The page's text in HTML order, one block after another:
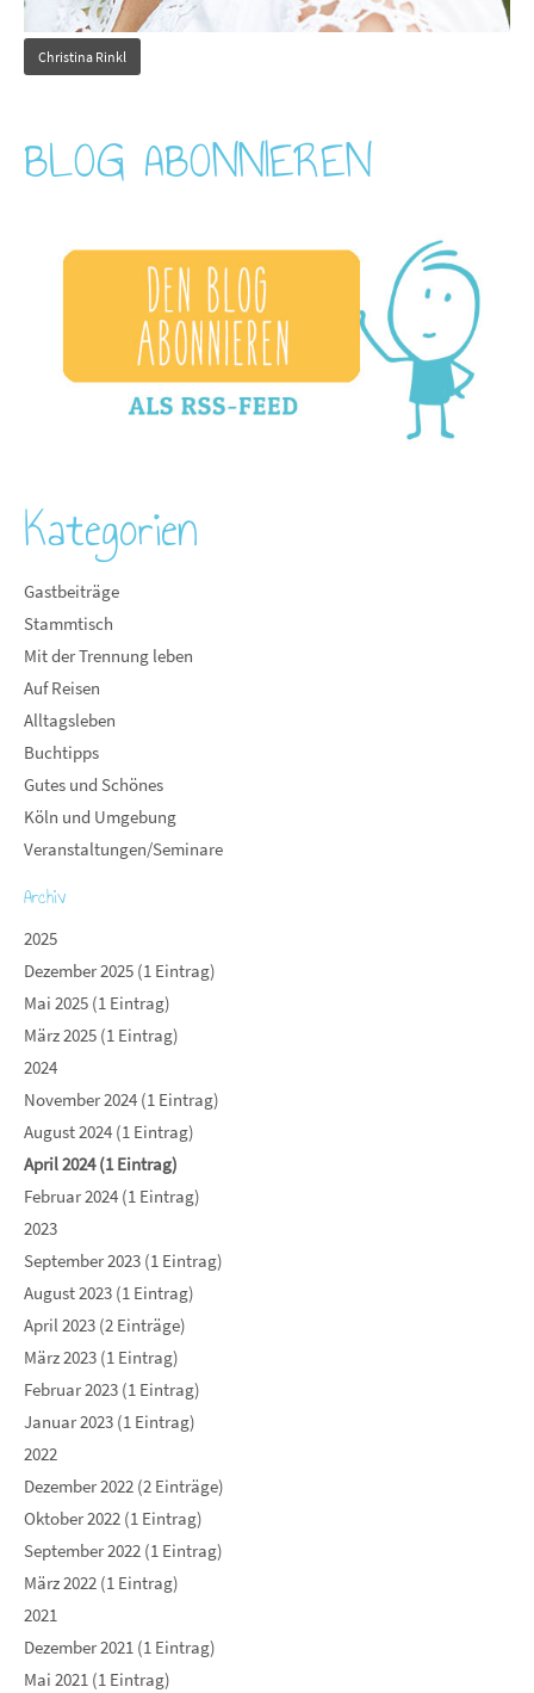
Christina Rinkl
BLOG ABONNIEREN
Kategorien
Gastbeiträge
Stammtisch
Mit der Trennung leben
Auf Reisen
Alltagsleben
Buchtipps
Gutes und Schönes
Köln und Umgebung
Veranstaltungen/Seminare
Archiv
2025
Dezember 2025 (1 Eintrag)
Mai 2025 (1 Eintrag)
März 2025 (1 Eintrag)
2024
November 2024 (1 Eintrag)
August 2024 (1 Eintrag)
April 2024 (1 Eintrag)
Februar 2024 (1 Eintrag)
2023
September 2023 (1 Eintrag)
August 2023 (1 Eintrag)
April 2023 (2 Einträge)
März 2023 (1 Eintrag)
Februar 2023 (1 Eintrag)
Januar 2023 (1 Eintrag)
2022
Dezember 2022 (2 Einträge)
Oktober 2022 (1 Eintrag)
September 2022 (1 Eintrag)
März 2022 (1 Eintrag)
2021
Dezember 2021 (1 Eintrag)
Mai 2021 (1 Eintrag)